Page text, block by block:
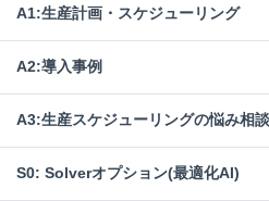
A1:生産計画・スケジューリング
A2:導入事例
A3:生産スケジューリングの悩み相談
S0: Solverオプション(最適化AI)